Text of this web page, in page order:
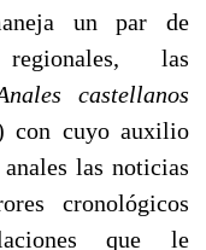
un par de
las
castellanos
con cuyo auxilio
las noticias
cronológicos
que le